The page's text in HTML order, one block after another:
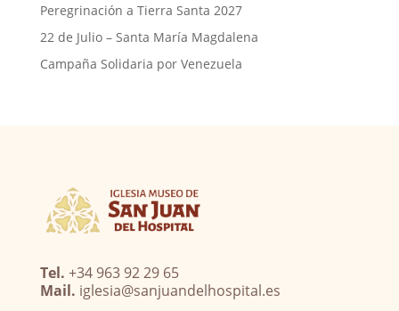
Peregrinación a Tierra Santa 2027
22 de Julio – Santa María Magdalena
Campaña Solidaria por Venezuela
Tel. +34 963 92 29 65
Mail. iglesia@sanjuandelhospital.es